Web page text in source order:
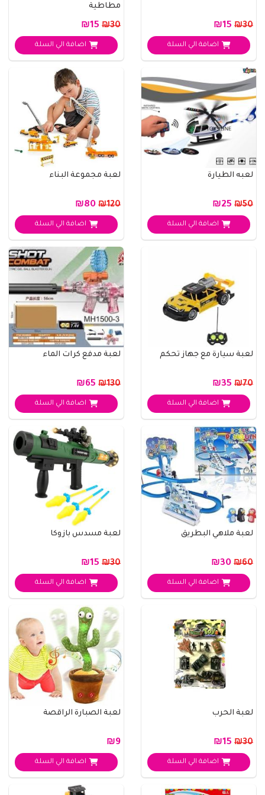
₪30
اضافة الي السلة
مطاطية
₪30
اضافة الي السلة
لعبه الطيارة
₪50
اضافة الي السلة
لعبة مجموعة البناء
₪120
اضافة الي السلة
لعبة سيارة مع جهاز تحكم
₪70
اضافة الي السلة
لعبة مدفع كرات الماء
₪130
اضافة الي السلة
لعبة ملاهي البطريق
₪60
اضافة الي السلة
لعبة مسدس بازوكا
₪30
اضافة الي السلة
لعبة الحرب
₪30
اضافة الي السلة
لعبة الصبارة الراقصة
₪9
اضافة الي السلة